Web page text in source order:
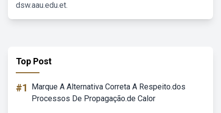
dsw.aau.edu.et.
Top Post
#1
Marque A Alternativa Correta A Respeito.dos
Processos De Propagação.de Calor